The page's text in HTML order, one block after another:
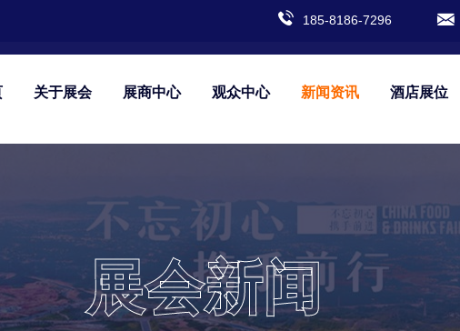
185-8186-7296
关于展会 展商中心 观众中心 新闻资讯 酒店展位
展会新闻